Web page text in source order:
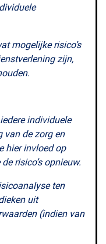
mogelijke risico’s
zijn,
individuele
van de zorg en
hier invloed op
risico’s opnieuw.
ten
uit
(indien van